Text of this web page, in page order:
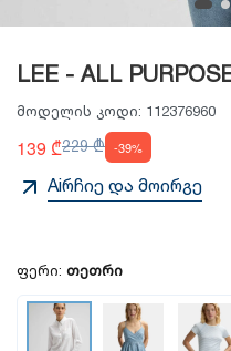
LEE - ALL
მოდელის კოდი: 112376960
139 ₾229 ₾ -39%
Aiრჩიე და მოირგე
ფერი: თეთრი